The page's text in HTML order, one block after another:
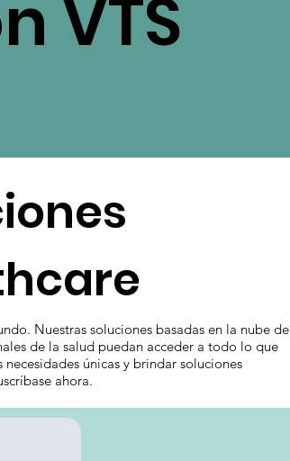
VTS
Nuestras soluciones basadas en la nube de
de la salud puedan acceder a todo lo que
únicas y brindar soluciones
ahora.